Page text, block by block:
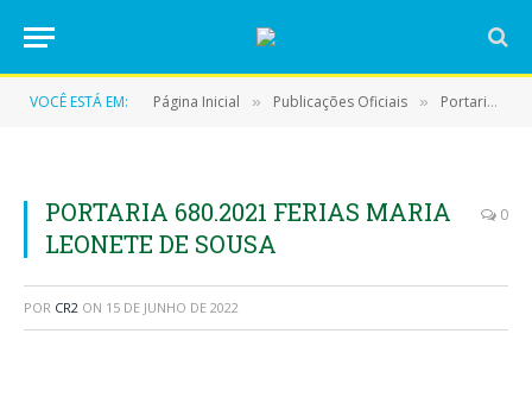
VOCÊ ESTÁ EM: Página Inicial » Publicações Oficiais » Portarias
PORTARIA 680.2021 FERIAS MARIA
LEONETE DE SOUSA
0
POR CR2 ON 15 DE JUNHO DE 2022